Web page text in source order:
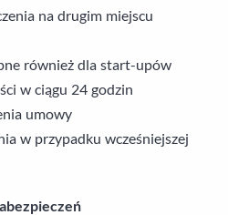
na drugim miejscu
również dla start-upów
w ciągu 24 godzin
umowy
w przypadku wcześniejszej